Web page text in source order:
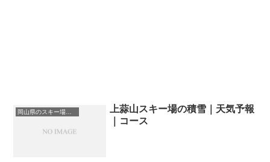
岡山県のスキー場・ゲレンデの一覧
上蒜山スキー場の積雪｜天気予報
｜コース